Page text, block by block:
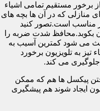
مستقیم تمامی اشیاء
منازلی که در آن ها بچه های
مناسب است.تصور کنید
بکوبد.محافظ شدت ضربه را
می شود کمترین آسیب به
به تلویزیون برخورد
می کند.
پیکسل ها هم که ممکن
ایجاد شوند هم پیشگیری